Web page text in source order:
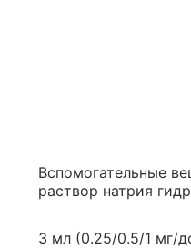
Вспомогательные
раствор натрия
3 мл (0.25/0.5/1 мг/